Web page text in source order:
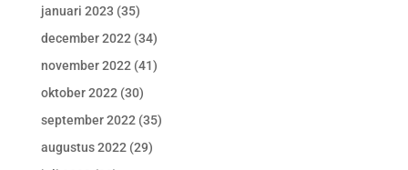
januari 2023 (35)
december 2022(34)
november 2022(41)
oktober 2022(30)
september 2022(35)
augustus 2022(29)